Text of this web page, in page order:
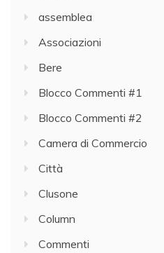
assemblea
Associazioni
Bere
Blocco Commenti #1
Blocco Commenti #2
Camera di Commercio
Città
Clusone
Column
Commenti